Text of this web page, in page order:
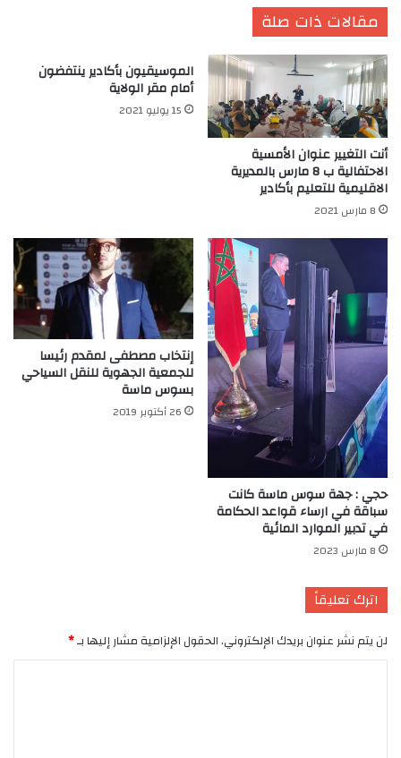
مقالات ذات صلة
أنت التغيير عنوان الأمسية
الاحتفالية ب 8 مارس بالمديرية
الاقليمية للتعليم بأكادير
8 مارس 2021
الموسيقيون بأكادير ينتفضون
أمام مقر الولاية
15 يوليو 2021
حجي : جهة سوس ماسة كانت
سباقة في ارساء قواعد الحكامة
في تدبير الموارد المائية
8 مارس 2023
إنتخاب مصطفى لمقدم رئيسا
للجمعية الجهوية للنقل السياحي
بسوس ماسة
26 أكتوبر 2019
اترك تعليقاً
لن يتم نشر عنوان بريدك الإلكتروني.الحقول الإلزامية مشار إليها بـ*